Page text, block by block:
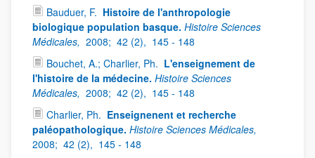
Bauduer, F. Histoire de l'anthropologie
biologique population basque. Histoire Sciences
Médicales, 2008; 42 (2), 145 - 148
Bouchet, A.; Charlier, Ph. L'enseignement de
l'histoire de la médecine. Histoire Sciences
Médicales, 2008; 42 (2), 145 - 148
Charlier, Ph. Enseignenent et recherche
paléopathologique. Histoire Sciences Médicales,
2008; 42 (2), 145 - 148